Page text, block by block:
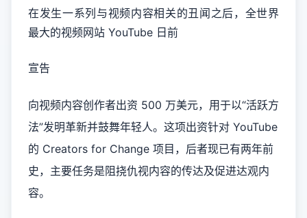
在发生一系列与视频内容相关的丑闻之后，全世界
最大的视频网站 YouTube 日前
宣告
向视频内容创作者出资 500 万美元，用于以“活跃方
法”发明革新并鼓舞年轻人。这项出资针对 YouTube
的 Creators for Change 项目，后者现已有两年前
史，主要任务是阻挠仇视内容的传达及促进达观内
容。